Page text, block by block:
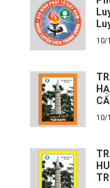
10/
10/